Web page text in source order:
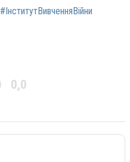
#ІнститутВивченняВійни
0,0